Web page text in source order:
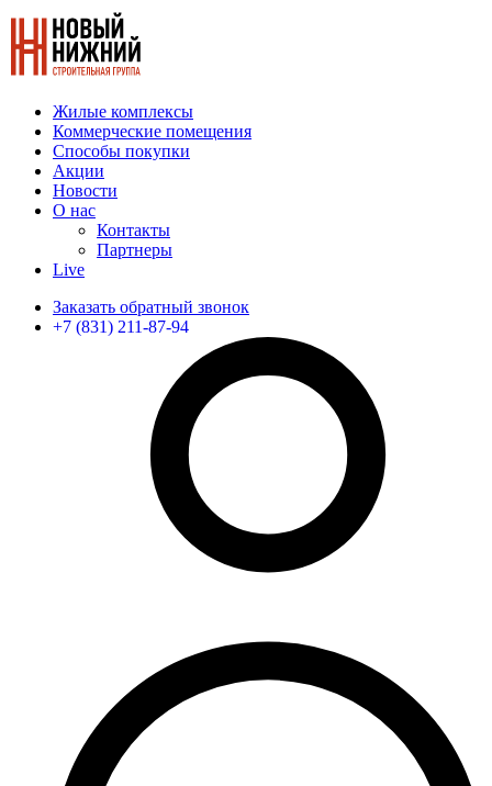
Жилые комплексы
Коммерческие помещения
Способы покупки
Акции
Новости
О нас
Контакты
Партнеры
Live
Заказать обратный звонок
+7 (831) 211-87-94